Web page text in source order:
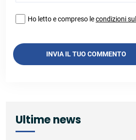
Ho letto e compreso lecondizioni
INVIA IL TUO COMMENTO
Ultime news